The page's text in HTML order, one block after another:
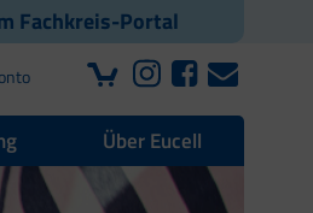
Fachkreis-Portal
Über Eucell